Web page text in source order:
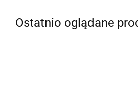
Ostatnio oglądane